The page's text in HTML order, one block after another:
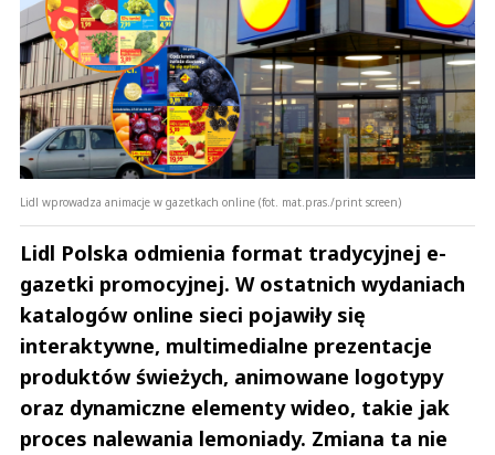
Lidl wprowadza animacje w gazetkach online (fot. mat.pras./print screen)
Lidl Polska odmienia format tradycyjnej e-
gazetki promocyjnej. W ostatnich wydaniach
katalogów online sieci pojawiły się
interaktywne, multimedialne prezentacje
produktów świeżych, animowane logotypy
oraz dynamiczne elementy wideo, takie jak
proces nalewania lemoniady. Zmiana ta nie